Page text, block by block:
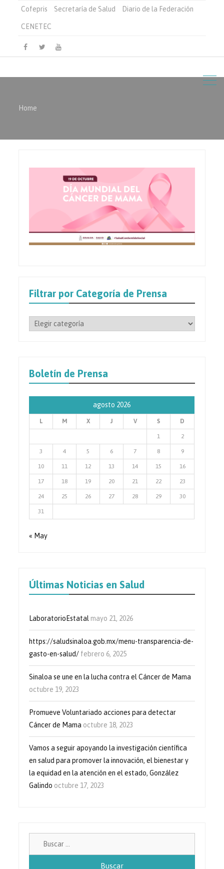
Cofepris Secretaría de Salud Diario de la Federación
CENETEC
Facebook
TwitterYoutube
Home
Filtrar por Categoría de Prensa
Filtrar
Prensa
Boletín de Prensa
agosto 2026
L M X J V S D
1 2
3 4 5 6 7 8 9
10 11 12 13 14 15 16
17 18 19 20 21 22 23
24 25 26 27 28 29 30
31
« May
Últimas Noticias en Salud
LaboratorioEstatal mayo 21, 2026
https://saludsinaloa.gob.mx/menu-transparencia-de-
gasto-en-salud/ febrero 6, 2025
Sinaloa se une en la lucha contra el Cáncer de Mama
octubre 19, 2023
Promueve Voluntariado acciones para detectar
Cáncer de Mama octubre 18, 2023
Vamos a seguir apoyando la investigación científica
en salud para promover la innovación, el bienestar y
la equidad en la atención en el estado, González
Galindo octubre 17, 2023